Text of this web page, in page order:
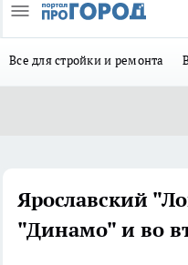
Все для стройки и ремонта
Ярославский
"Динамо" и во